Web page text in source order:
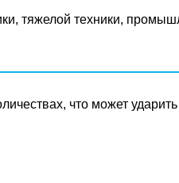
тяжелой техники,
что может